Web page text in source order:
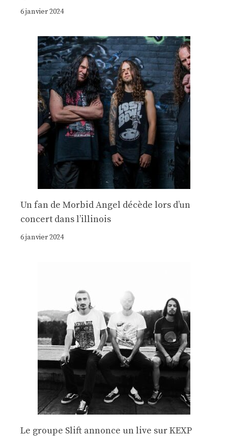
6 janvier 2024
Un fan de Morbid Angel décède lors d’un
concert dans l’illinois
6 janvier 2024
Le groupe Slift annonce un live sur KEXP